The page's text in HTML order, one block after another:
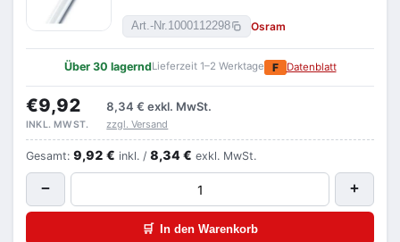
Art.-Nr.1000112298 Osram
Über 30 lagerndLieferzeit 1–2 Werktage F Datenblatt
€9,92 8,34 € exkl. MwSt.
INKL. MWST. zzgl. Versand
Gesamt: 9,92 € inkl. / 8,34 € exkl. MwSt.
− +
🛒 In den Warenkorb